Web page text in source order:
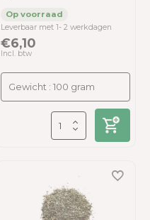
Leverbaar met 1- 2 werkdagen
€6,10
Incl. btw